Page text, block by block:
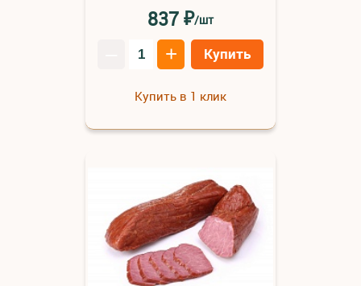
837₽/шт
+ Купить
Купить в 1 клик